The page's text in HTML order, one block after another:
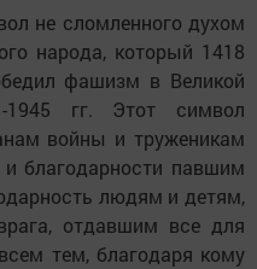
не сломленного духом
народа, который 1418
фашизм в Великой
1945 гг. Этот символ
войны и труженикам
благодарности павшим
людям и детям,
отдавшим все для
тем, благодаря кому